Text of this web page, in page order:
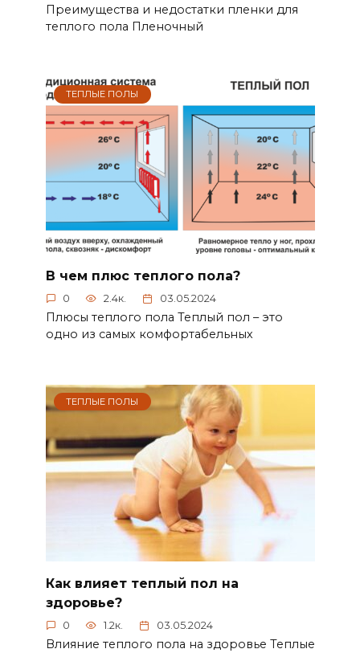
Преимущества и недостатки пленки для
теплого пола Пленочный
ТЕПЛЫЕ ПОЛЫ
В чем плюс теплого пола?
0 2.4к. 03.05.2024
Плюсы теплого пола Теплый пол – это
одно из самых комфортабельных
ТЕПЛЫЕ ПОЛЫ
Как влияет теплый пол на
здоровье?
0 1.2к. 03.05.2024
Влияние теплого пола на здоровье Теплые